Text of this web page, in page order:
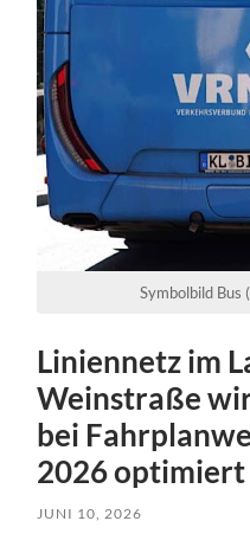
Symbolbild Bus
Liniennetz im
Weinstraße
bei
2026 optimiert
JUNI 10, 2026